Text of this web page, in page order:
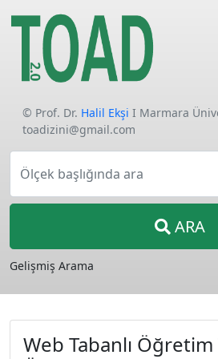
© Prof. Dr. Halil Ekşi I Marmara
toadizini@gmail.com
Ölçek başlığında ara
ARA
Gelişmiş Arama
Web Tabanlı